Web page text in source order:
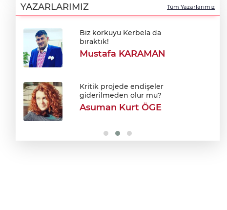
aklımın ucundan bile geçmez"
Oktay Yılmaz: "Spor yapmayan çocuk
kalmayacak"
Şehir Hastanesi'nde otopark çilesi
YAZARLARIMIZ Tüm Yazarlarımız
Mesele çöp değil, Bursa'nın
geleceği
Sibel BARUTCU
Uğur Ozan Özen